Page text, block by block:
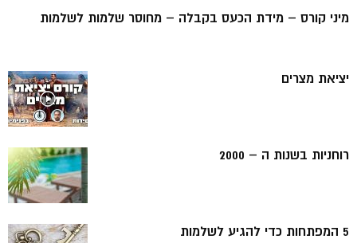
מיני קורס – מידת הכעס בקבלה – מחוסר שלמות לשלמות
יציאת מצרים
רוחניות בשנות ה – 2000
5 המפתחות כדי להגיע לשלמות